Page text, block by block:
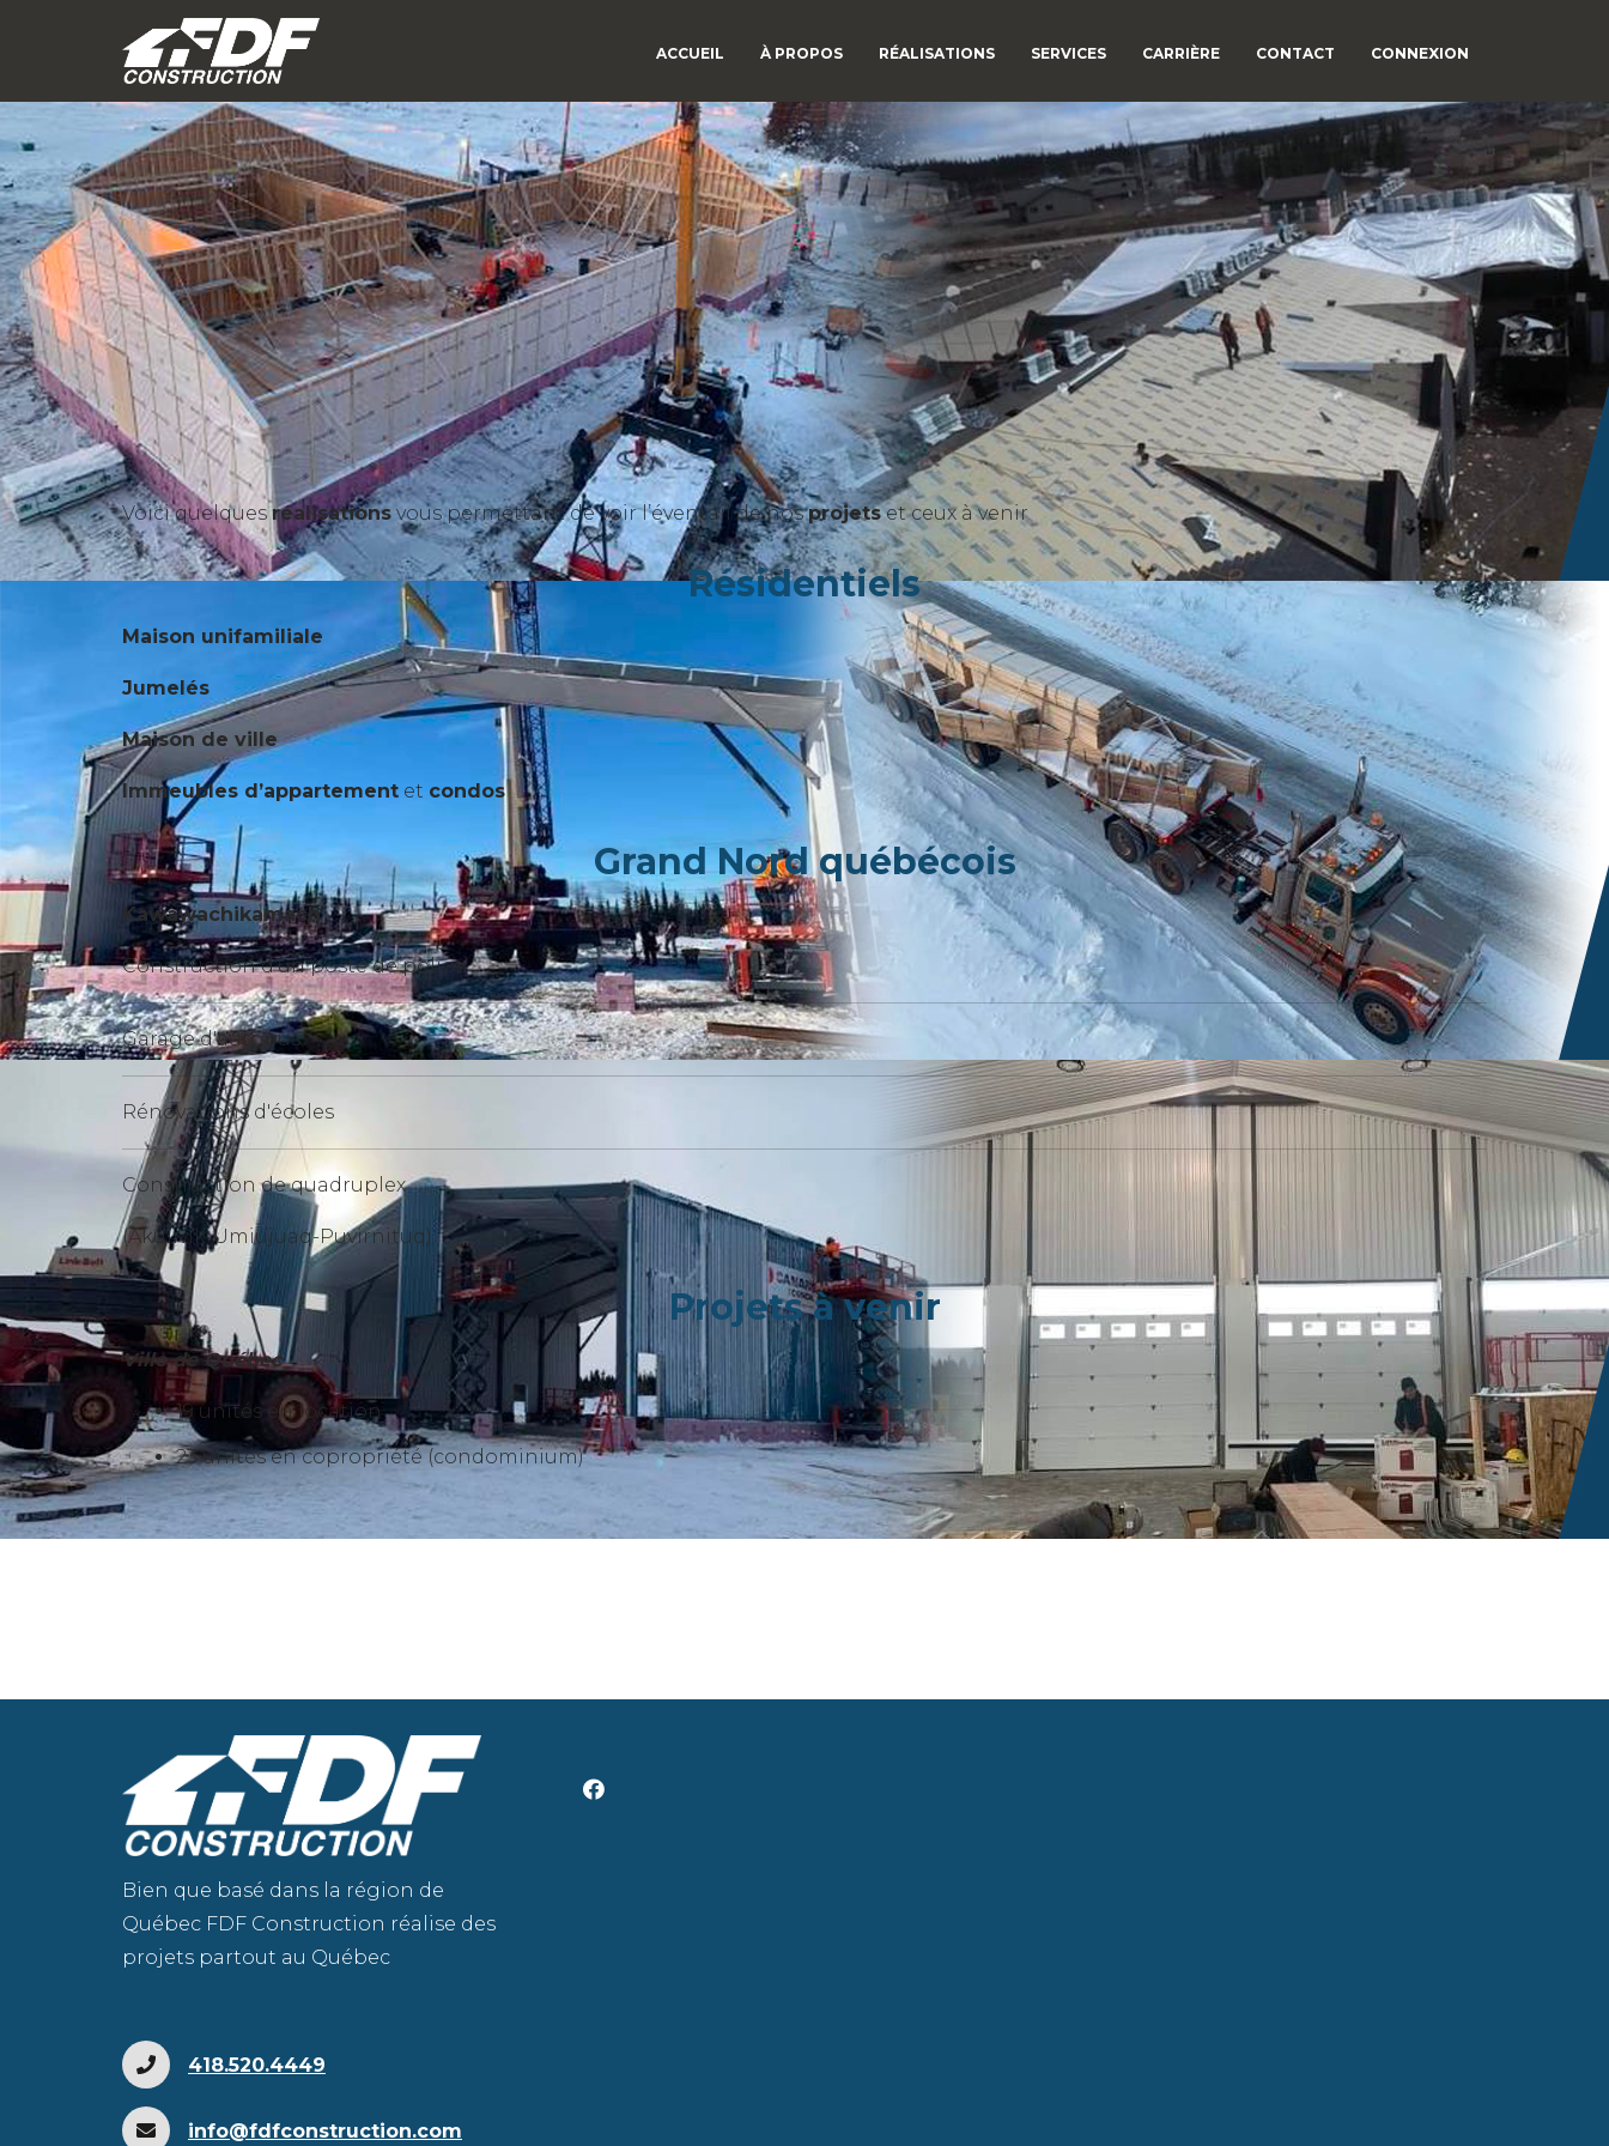
ACCUEIL À PROPOS RÉALISATIONS SERVICES CARRIÈRE CONTACT CONNEXION
Voici quelquesréalisations vous permettant de voir l’éventail de nosprojetset ceux à venir
Résidentiels
Maison unifamiliale
Jumelés
Maison de ville
Immeubles d’appartement et condos
Grand Nord québécois
Kawawachikamach
Construction d'un poste de police
Garage d'autobus
Rénovations d'écoles
Construction de quadruplex
(Akulivik-Umiujuaq-Puvirnituq)
Projets à venir
Ville de Québec
19 unités en location
23 unités en copropriété (condominium)
Bien que basé dans la région de
Québec FDF Construction réalise des
projets partout au Québec
418.520.4449
info@fdfconstruction.com